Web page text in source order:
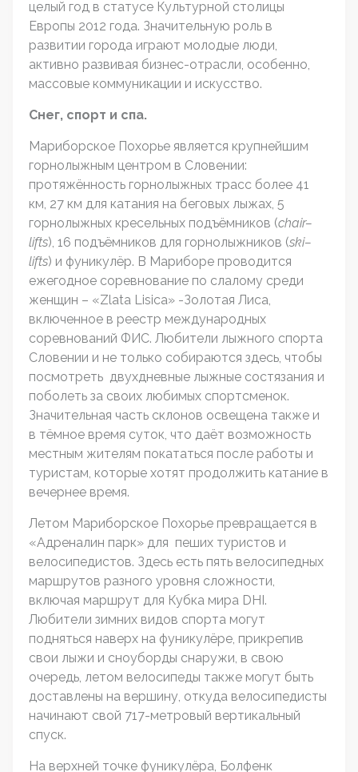
целый год в статусе Культурной столицы
Европы 2012 года. Значительную роль в
развитии города играют молодые люди,
активно развивая бизнес-отрасли, особенно,
массовые коммуникации и искусство.
Снег, спорт и спа.
Мариборское Похорье является крупнейшим
горнолыжным центром в Словении:
протяжённость горнолыжных трасс более 41
км, 27 км для катания на беговых лыжах, 5
горнолыжных кресельных подъёмников (chair–
lifts), 16 подъёмников для горнолыжников (ski–
lifts) и фуникулёр. В Мариборе проводится
ежегодное соревнование по слалому среди
женщин – «Zlata Lisica» -Золотая Лиса,
включенное в реестр международных
соревнований ФИС. Любители лыжного спорта
Словении и не только собираются здесь, чтобы
посмотреть двухдневные лыжные состязания и
поболеть за своих любимых спортсменок.
Значительная часть склонов освещена также и
в тёмное время суток, что даёт возможность
местным жителям покататься после работы и
туристам, которые хотят продолжить катание в
вечернее время.
Летом Мариборское Похорье превращается в
«Адреналин парк» для пеших туристов и
велосипедистов. Здесь есть пять велосипедных
маршрутов разного уровня сложности,
включая маршрут для Кубка мира DHI.
Любители зимних видов спорта могут
подняться наверх на фуникулёре, прикрепив
свои лыжи и сноуборды снаружи, в свою
очередь, летом велосипеды также могут быть
доставлены на вершину, откуда велосипедисты
начинают свой 717-метровый вертикальный
спуск.
На верхней точке фуникулёра, Болфенк